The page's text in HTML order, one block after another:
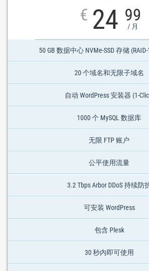
€ 24 99
/ 月
50 GB 数据中心 NVMe-SSD 存储 (RAID-
20 个域名和无限子域名
自动 WordPress 安装器 (1-
1000 个 MySQL 数据库
无限 FTP 账户
公平使用流量
3.2 Tbps Arbor DDoS 持续防
可安装 WordPress
包含 Plesk
30 秒内即可使用